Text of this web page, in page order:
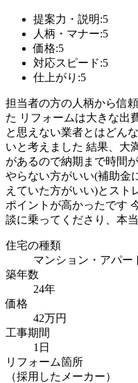
提案力・説明:5
人柄・マナー:5
価格:5
対応スピード:5
仕上がり:5
担当者の方の人柄から信
た リフォームは大きな出
と思えない業者とはどん
いと考えました 結果、大
があるので納期まで時間
やらない方がいい(補助金
えていた方がいい)とスト
ポイントが高かったです
談に乗ってくださり、本
住宅の種類
マンション・アパー
築年数
24年
価格
42万円
工事期間
1日
リフォーム箇所
（採用したメーカー）